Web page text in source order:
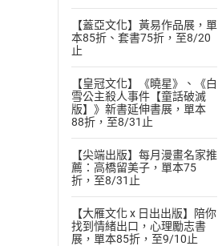
【蓋亞文化】黃易作品展，單
本85折、套書75折，至8/20
止
【皇冠文化】《曉星》、《白
雪公主殺人事件【童話破滅
版】》新書延伸書展，單本
88折，至8/31止
【尖端出版】每月漫畫名家推
薦：高橋留美子，單本75
折，至8/31止
【大雁文化 x 日出出版】陪你
找到情緒出口，心理勵志書
展，單本85折，至9/10止